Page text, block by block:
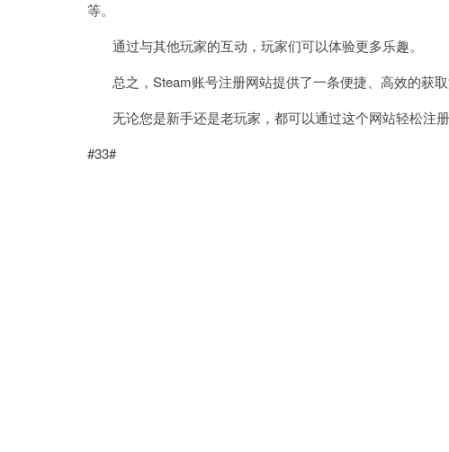
等。
通过与其他玩家的互动，玩家们可以体验更多乐趣。
总之，Steam账号注册网站提供了一条便捷、高效的获取
无论您是新手还是老玩家，都可以通过这个网站轻松注册
#33#